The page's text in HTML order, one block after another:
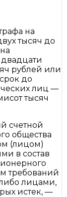
на
тысяч до
рублей или
до
лиц —
тысяч
счетной
общества
(лицом)
в состав
требований
лицами,
истек, —